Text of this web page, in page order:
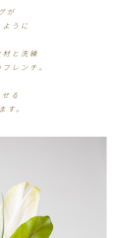
が
うに
と洗練
レンチ。
る
す。